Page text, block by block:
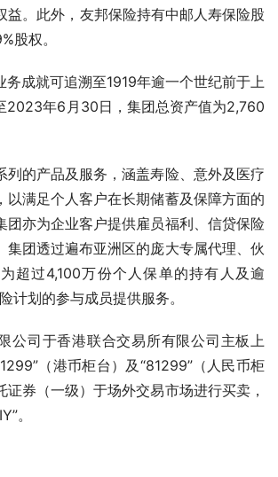
益。此外，友邦保险持有中邮人寿保险股
股权。
务成就可追溯至1919年逾一个世纪前于上
2023年6月30日，集团总资产值为2,760
列的产品及服务，涵盖寿险、意外及医疗
以满足个人客户在长期储蓄及保障方面的
团亦为企业客户提供雇员福利、信贷保险
集团透过遍布亚洲区的庞大专属代理、伙
超过4,100万份个人保单的持有人及逾
计划的参与成员提供服务。
公司于香港联合交易所有限公司主板上
（港币柜台）及“81299”（人民币柜
证券（一级）于场外交易市场进行买卖，
。